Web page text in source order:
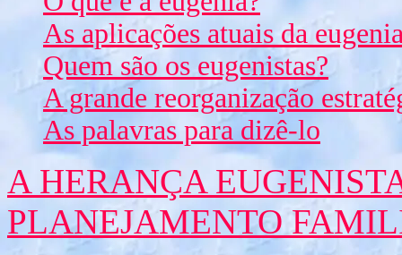
As aplicações atuais da
Quem são os eugenistas?
A grande reorganização
As palavras para dizê-lo
A HERANÇA
PLANEJAMENTO